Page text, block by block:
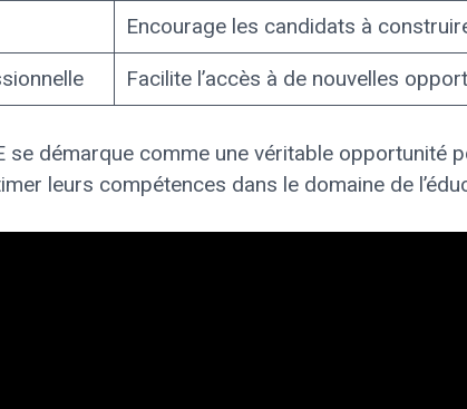
Encourage les candidats à
Facilite l’accès à de nouvelles
se démarque comme une véritable opportunité
leurs compétences dans le domaine de